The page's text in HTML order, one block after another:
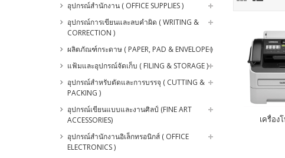
อุปกรณ์สำนักงาน ( OFFICE SUPPLIES )
อุปกรณ์การเขียนและลบคำผิด ( WRITING &
CORRECTION )
ผลิตภัณฑ์กระดาษ ( PAPER, PAD & ENVELOPE )
แฟ้มและอุปกรณ์จัดเก็บ ( FILING & STORAGE )
อุปกรณ์สำหรับตัดและการบรรจุ ( CUTTING &
PACKING )
อุปกรณ์เขียนแบบและงานศิลป์ (FINE ART
ACCESSORIES)
อุปกรณ์สำนักงานอิเล็กทรอนิกส์ ( OFFICE
ELECTRONICS )
เครื่อง